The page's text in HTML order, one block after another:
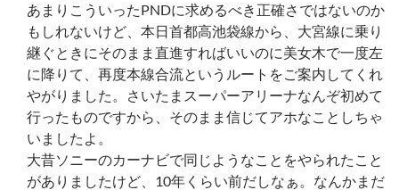
あまりこういったPNDに求めるべき正確さではないのか
もしれないけど、本日首都高池袋線から、大宮線に乗り
継ぐときにそのまま直進すればいいのに美女木で一度左
に降りて、再度本線合流というルートをご案内してくれ
やがりました。さいたまスーパーアリーナなんぞ初めて
行ったものですから、そのまま信じてアホなことしちゃ
いましたよ。
大昔ソニーのカーナビで同じようなことをやられたこと
がありましたけど、10年くらい前だしなぁ。なんかまだ